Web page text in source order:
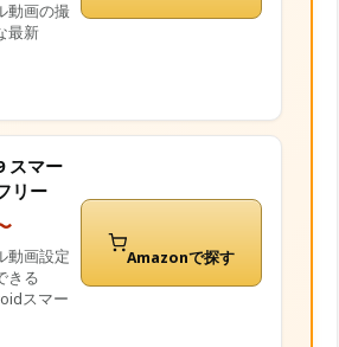
動画の撮
最新
スマー
リー
動画設定
きる
スマー
Amazonで探す